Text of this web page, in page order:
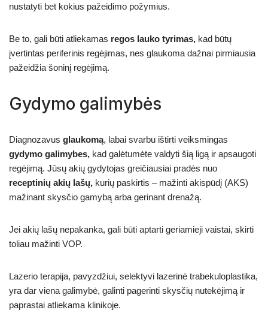
nustatyti bet kokius pažeidimo požymius.
Be to, gali būti atliekamas regos lauko tyrimas, kad būtų
įvertintas periferinis regėjimas, nes glaukoma dažnai pirmiausia
pažeidžia šoninį regėjimą.
Gydymo galimybės
Diagnozavus glaukomą, labai svarbu ištirti veiksmingas
gydymo galimybes, kad galėtumėte valdyti šią ligą ir apsaugoti
regėjimą. Jūsų akių gydytojas greičiausiai pradės nuo
receptinių akių lašų, kurių paskirtis – mažinti akispūdį (AKS)
mažinant skysčio gamybą arba gerinant drenažą.
Jei akių lašų nepakanka, gali būti aptarti geriamieji vaistai, skirti
toliau mažinti VOP.
Lazerio terapija, pavyzdžiui, selektyvi lazerinė trabekuloplastika,
yra dar viena galimybė, galinti pagerinti skysčių nutekėjimą ir
paprastai atliekama klinikoje.